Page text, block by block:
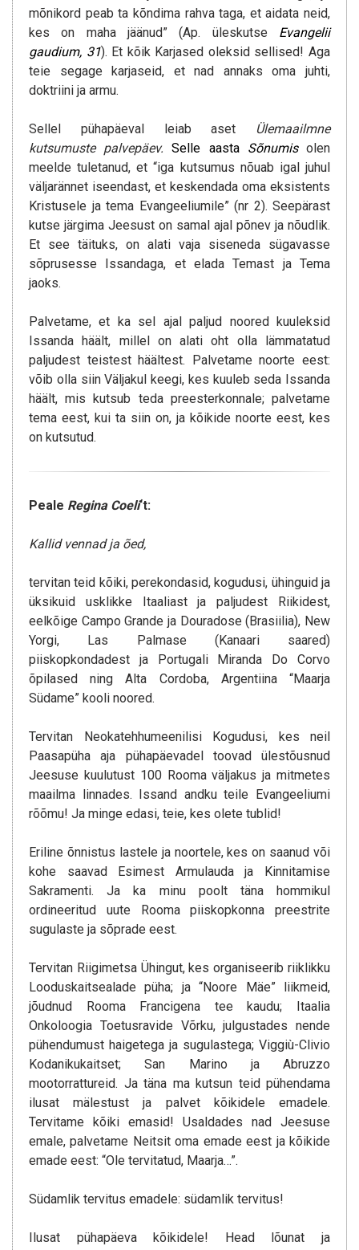
mõnikord peab ta kõndima rahva taga, et aidata neid,
kes on maha jäänud” (Ap. üleskutse
Evangelii
gaudium, 31). Et kõik Karjased oleksid sellised! Aga
teie segage karjaseid, et nad annaks oma juhti,
doktriini ja armu.
Sellel pühapäeval leiab aset
Ülemaailmne
kutsumuste palvepäev.Selle aasta Sõnumisolen
meelde tuletanud, et “iga kutsumus nõuab igal juhul
väljarännet iseendast, et keskendada oma eksistents
Kristusele ja tema Evangeeliumile” (nr 2). Seepärast
kutse järgima Jeesust on samal ajal põnev ja nõudlik.
Et see täituks, on alati vaja siseneda sügavasse
sõprusesse Issandaga, et elada Temast ja Tema
jaoks.
Palvetame, et ka sel ajal paljud noored kuuleksid
Issanda häält, millel on alati oht olla lämmatatud
paljudest teistest häältest. Palvetame noorte eest:
võib olla siin Väljakul keegi, kes kuuleb seda Issanda
häält, mis kutsub teda preesterkonnale; palvetame
tema eest, kui ta siin on, ja kõikide noorte eest, kes
on kutsutud.
Peale Regina Coeli‘t:
Kallid vennad ja õed,
tervitan teid kõiki, perekondasid, kogudusi, ühinguid ja
üksikuid usklikke Itaaliast ja paljudest Riikidest,
eelkõige Campo Grande ja Douradose (Brasiilia), New
Yorgi, Las Palmase (Kanaari saared)
piiskopkondadest ja Portugali Miranda Do Corvo
õpilased ning Alta Cordoba, Argentiina “Maarja
Südame” kooli noored.
Tervitan Neokatehhumeenilisi Kogudusi, kes neil
Paasapüha aja pühapäevadel toovad ülestõusnud
Jeesuse kuulutust 100 Rooma väljakus ja mitmetes
maailma linnades. Issand andku teile Evangeeliumi
rõõmu! Ja minge edasi, teie, kes olete tublid!
Eriline õnnistus lastele ja noortele, kes on saanud või
kohe saavad Esimest Armulauda ja Kinnitamise
Sakramenti. Ja ka minu poolt täna hommikul
ordineeritud uute Rooma piiskopkonna preestrite
sugulaste ja sõprade eest.
Tervitan Riigimetsa Ühingut, kes organiseerib riiklikku
Looduskaitsealade püha; ja “Noore Mäe” liikmeid,
jõudnud Rooma Francigena tee kaudu; Itaalia
Onkoloogia Toetusravide Võrku, julgustades nende
pühendumust haigetega ja sugulastega; Viggiù-Clivio
Kodanikukaitset; San Marino ja Abruzzo
mootorrattureid. Ja täna ma kutsun teid pühendama
ilusat mälestust ja palvet kõikidele emadele.
Tervitame kõiki emasid! Usaldades nad Jeesuse
emale, palvetame Neitsit oma emade eest ja kõikide
emade eest: “Ole tervitatud, Maarja…”.
Südamlik tervitus emadele: südamlik tervitus!
Ilusat pühapäeva kõikidele! Head lõunat ja